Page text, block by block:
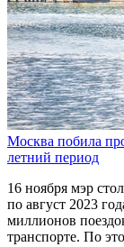
Москва побила
летний период
16 ноября мэр
по август 2023
миллионов
транспорте. По